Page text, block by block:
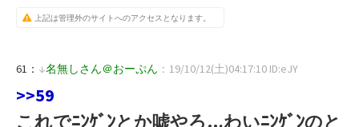
上記は管理外のサイトへのアクセスとなります。
61： ↓名無しさん＠おーぷん ：19/10/12(土)04:17:10 ID:eJY
>>59
これでﾆﾝｹﾞﾝとか嘘やろ…わいﾆﾝｹﾞﾝのと